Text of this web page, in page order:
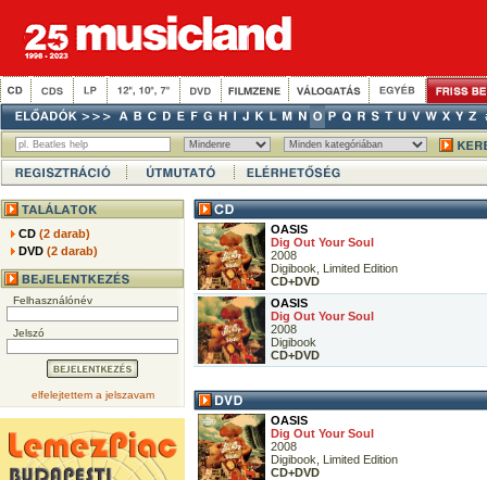
CD(2 darab)
DVD(2 darab)
Felhasználónév
Jelszó
elfelejtettem a jelszavam
OASIS
Dig Out Your Soul
2008
Digibook, Limited Edition
CD+DVD
OASIS
Dig Out Your Soul
2008
Digibook
CD+DVD
OASIS
Dig Out Your Soul
2008
Digibook, Limited Edition
CD+DVD